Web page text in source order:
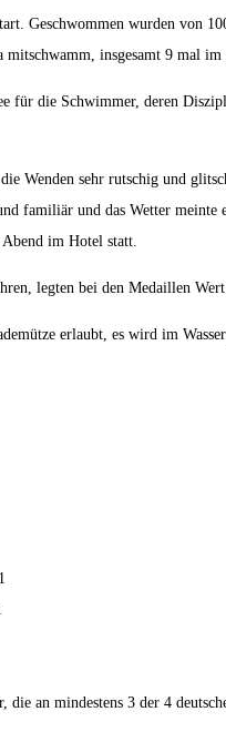
Geschwommen wurden von
insgesamt 9 mal im
für die Schwimmer, deren
Wenden sehr rutschig und
familiär und das Wetter
im Hotel statt.
legten bei den Medaillen
erlaubt, es wird im
die an mindestens 3 der 4